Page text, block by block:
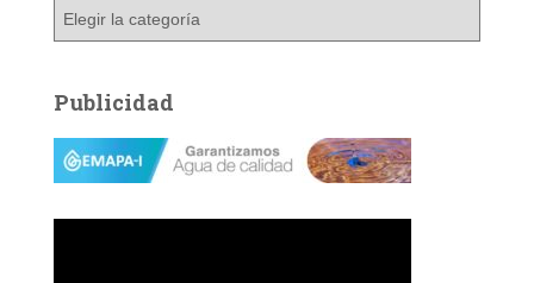
g
o
a
Publicidad